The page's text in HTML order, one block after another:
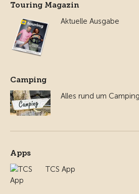
Touring Magazin
Aktuelle Ausgabe
Camping
Alles rund um Camping
Apps
TCS App